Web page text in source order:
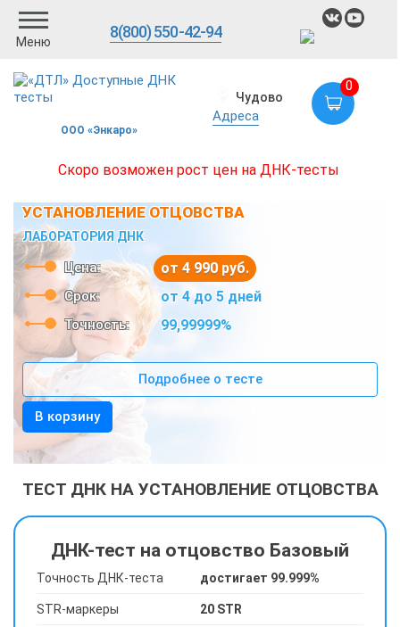
Меню
8(800) 550-42-94
ООО «Энкаро»
Чудово
Адреса
0
Скоро возможен рост цен на ДНК-тесты
УСТАНОВЛЕНИЕ ОТЦОВСТВА
ЛАБОРАТОРИЯ ДНК
Цена: от 4 990 руб.
Срок: от 4 до 5 дней
Точность: 99,99999%
Подробнее о тесте
В корзину
ТЕСТ ДНК НА УСТАНОВЛЕНИЕ ОТЦОВСТВА
ДНК-тест на отцовство Базовый
Точность ДНК-теста достигает 99.999%
STR-маркеры 20 STR